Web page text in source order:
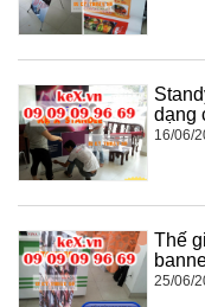
dạng
16/06/
Thế
25/06/